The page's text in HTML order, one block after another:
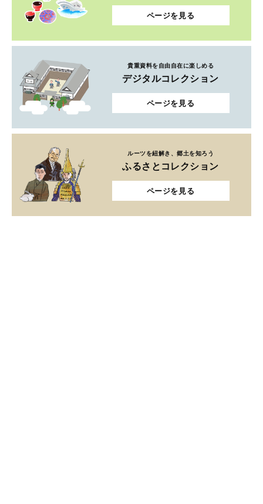
ページを見る
貴重資料を自由自在に楽しめる
デジタルコレクション
ページを見る
ルーツを紐解き、郷土を知ろう
ふるさとコレクション
ページを見る